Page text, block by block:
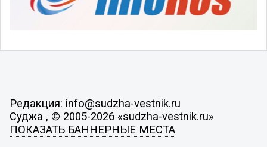
Редакция: info@sudzha-vestnik.ru
Суджа , © 2005-2026 «sudzha-vestnik.ru»
ПОКАЗАТЬ БАННЕРНЫЕ МЕСТА